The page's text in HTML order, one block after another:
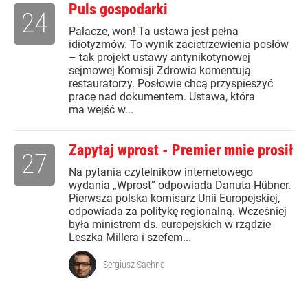
Puls gospodarki
Palacze, won! Ta ustawa jest pełna
idiotyzmów. To wynik zacietrzewienia posłów
– tak projekt ustawy antynikotynowej
sejmowej Komisji Zdrowia komentują
restauratorzy. Posłowie chcą przyspieszyć
pracę nad dokumentem. Ustawa, która
ma wejść w...
24
Zapytaj wprost - Premier mnie prosił
Na pytania czytelników internetowego
wydania „Wprost” odpowiada Danuta Hübner.
Pierwsza polska komisarz Unii Europejskiej,
odpowiada za politykę regionalną. Wcześniej
była ministrem ds. europejskich w rządzie
Leszka Millera i szefem...
27
Sergiusz Sachno